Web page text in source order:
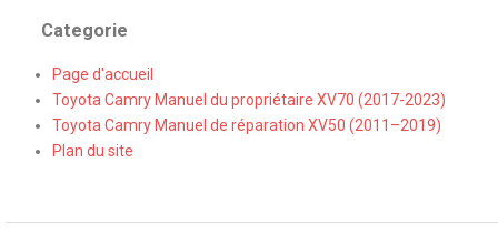
Categorie
Page d'accueil
Toyota Camry Manuel du propriétaire XV70 (2017-2023)
Toyota Camry Manuel de réparation XV50 (2011–2019)
Plan du site